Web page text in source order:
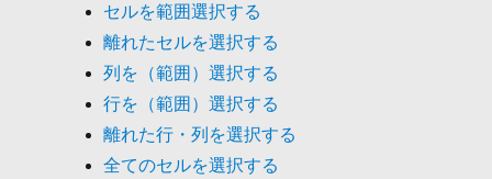
セルを範囲選択する
離れたセルを選択する
列を（範囲）選択する
行を（範囲）選択する
離れた行・列を選択する
全てのセルを選択する